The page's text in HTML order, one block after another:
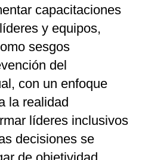
capacitaciones
y equipos,
sesgos
del
con un enfoque
la realidad
líderes inclusivos
decisiones se